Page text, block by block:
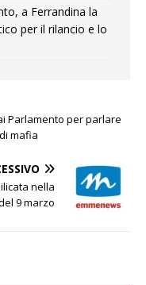
a Ferrandina la
per il rilancio e lo
Parlamento per parlare
mafia
nella
9 marzo